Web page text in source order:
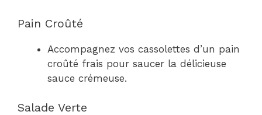
Pain Croûté
Accompagnez vos cassolettes d’un pain
croûté frais pour saucer la délicieuse
sauce crémeuse.
Salade Verte